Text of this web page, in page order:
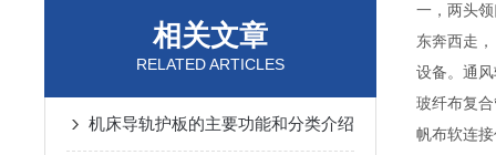
相关文章
RELATED ARTICLES
机床导轨护板的主要功能和分类介绍
一，两头
东奔西走
设备。通
玻纤布复
帆布软连